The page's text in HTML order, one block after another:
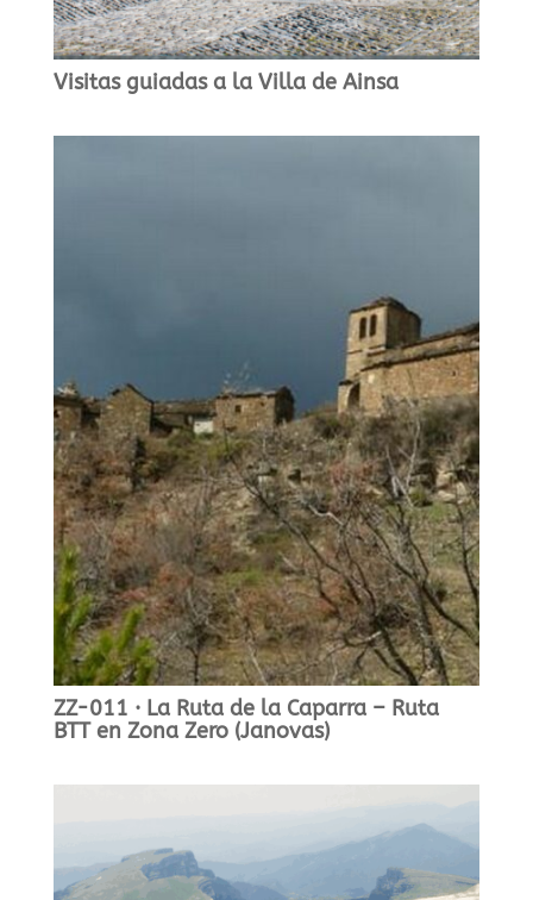
Visitas guiadas a la Villa de Ainsa
ZZ-011 · La Ruta de la Caparra – Ruta
BTT en Zona Zero (Janovas)